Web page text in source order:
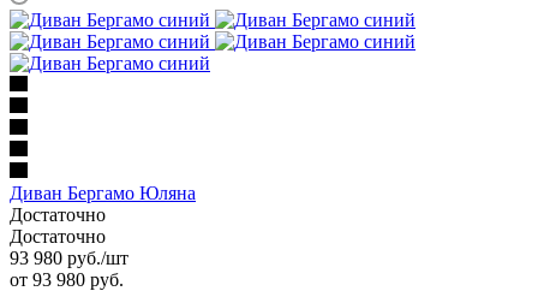
Диван Бергамо Юляна
Достаточно
Достаточно
93 980 руб./шт
от 93 980 руб.